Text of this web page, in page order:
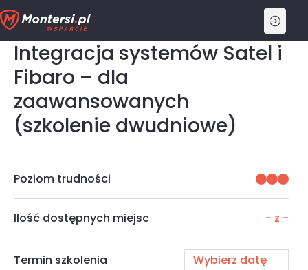
Przejdź
do
treściIntegracja systemów Satel i
Fibaro – dla
zaawansowanych
(szkolenie dwudniowe)
Poziom trudności
Ilość dostępnych miejsc - z -
Termin szkolenia